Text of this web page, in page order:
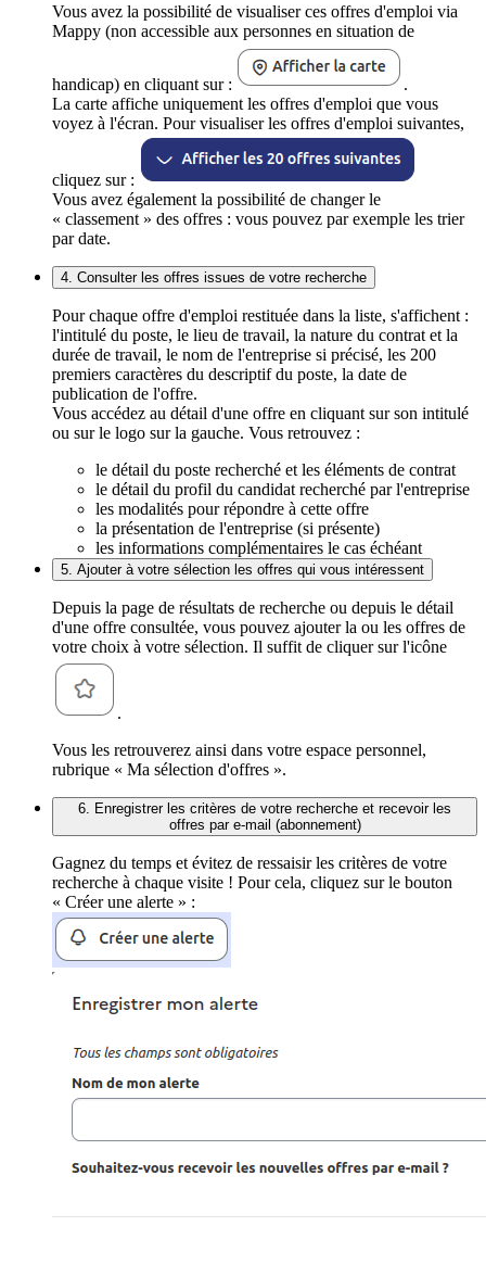
Vous avez la possibilité de visualiser ces offres d'emploi via
Mappy (non accessible aux personnes en situation de
handicap) en cliquant sur :
.
La carte affiche uniquement les offres d'emploi que vous
voyez à l'écran. Pour visualiser les offres d'emploi suivantes,
cliquez sur :
Vous avez également la possibilité de changer le
« classement » des offres : vous pouvez par exemple les trier
par date.
4. Consulter les offres issues de votre recherche
Pour chaque offre d'emploi restituée dans la liste, s'affichent :
l'intitulé du poste, le lieu de travail, la nature du contrat et la
durée de travail, le nom de l'entreprise si précisé, les 200
premiers caractères du descriptif du poste, la date de
publication de l'offre.
Vous accédez au détail d'une offre en cliquant sur son intitulé
ou sur le logo sur la gauche. Vous retrouvez :
le détail du poste recherché et les éléments de contrat
le détail du profil du candidat recherché par l'entreprise
les modalités pour répondre à cette offre
la présentation de l'entreprise (si présente)
les informations complémentaires le cas échéant
5. Ajouter à votre sélection les offres qui vous intéressent
Depuis la page de résultats de recherche ou depuis le détail
d'une offre consultée, vous pouvez ajouter la ou les offres de
votre choix à votre sélection. Il suffit de cliquer sur l'icône
.
Vous les retrouverez ainsi dans votre espace personnel,
rubrique « Ma sélection d'offres ».
6. Enregistrer les critères de votre recherche et recevoir les
offres par e-mail (abonnement)
Gagnez du temps et évitez de ressaisir les critères de votre
recherche à chaque visite ! Pour cela, cliquez sur le bouton
« Créer une alerte » :